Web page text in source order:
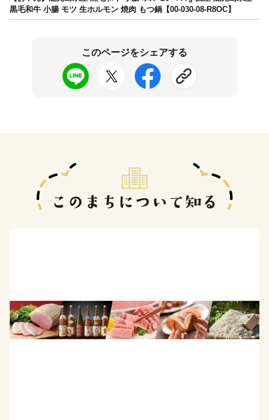
黒毛和牛 小腸 モツ 生ホルモン 焼肉 もつ鍋【00-030-08-R8OC】
このページをシェアする